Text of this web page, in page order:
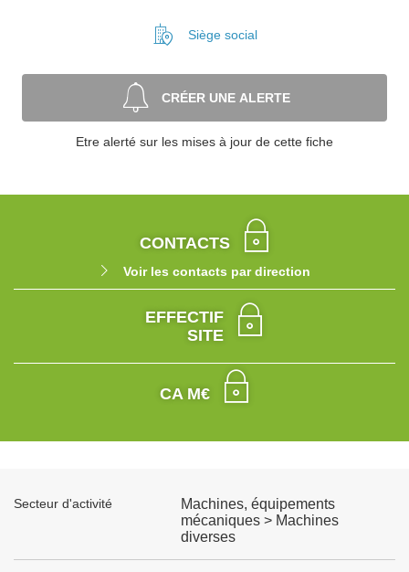
Siège social
CRÉER UNE ALERTE
Etre alerté sur les mises à jour de cette fiche
CONTACTS
Voir les contacts par direction
EFFECTIF
SITE
CA M€
Secteur d'activité
Machines, équipements
mécaniques > Machines
diverses